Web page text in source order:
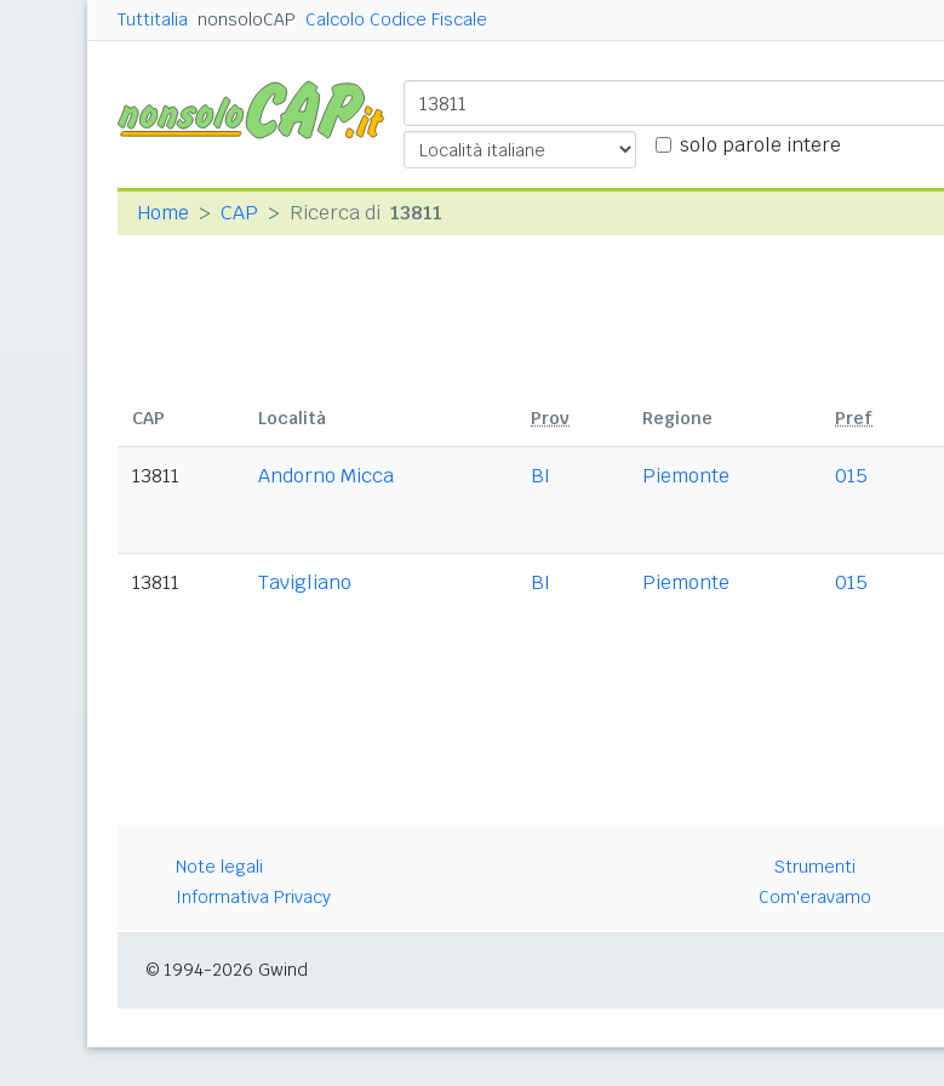
Tuttitalia nonsoloCAP Calcolo Codice Fiscale
solo parole intere
Home CAP Ricerca di 13811
CAP Località Prov Regione Pref
13811 Andorno Micca BI Piemonte 015
13811 Tavigliano BI Piemonte 015
Note legali
Informativa Privacy
Strumenti
Com'eravamo
© 1994-2026 Gwind